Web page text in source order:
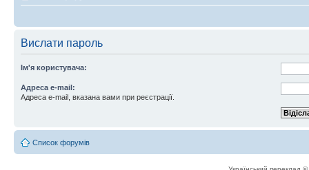
Вислати пароль
Ім'я користувача:
Адреса e-mail:
Адреса e-mail, вказана вами при реєстрації.
Список форумів